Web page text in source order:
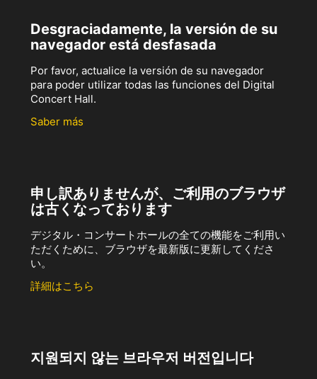
Desgraciadamente, la versión de su
navegador está desfasada
Por favor, actualice la versión de su navegador
para poder utilizar todas las funciones del Digital
Concert Hall.
Saber más
申し訳ありませんが、ご利用のブラウザ
は古くなっております
デジタル・コンサートホールの全ての機能をご利用い
ただくために、ブラウザを最新版に更新してくださ
い。
詳細はこちら
지원되지 않는 브라우저 버전입니다